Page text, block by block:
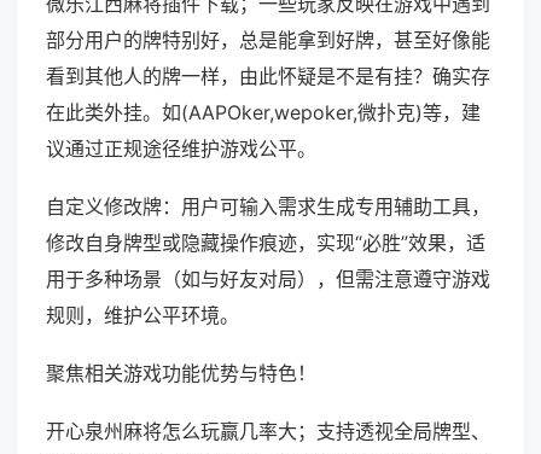
部分用户的牌特别好，总是能拿到好牌，甚至好像能
看到其他人的牌一样，由此怀疑是不是有挂？确实存
在此类外挂。如(AAPOker,wepoker,微扑克)等，建
议通过正规途径维护游戏公平。
自定义修改牌：用户可输入需求生成专用辅助工具，
修改自身牌型或隐藏操作痕迹，实现“必胜”效果，适
用于多种场景（如与好友对局），但需注意遵守游戏
规则，维护公平环境。
聚焦相关游戏功能优势与特色！
开心泉州麻将怎么玩赢几率大；支持透视全局牌型、